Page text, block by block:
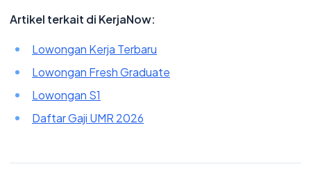
Artikel terkait di KerjaNow:
Lowongan Kerja Terbaru
Lowongan Fresh Graduate
Lowongan S1
Daftar Gaji UMR 2026